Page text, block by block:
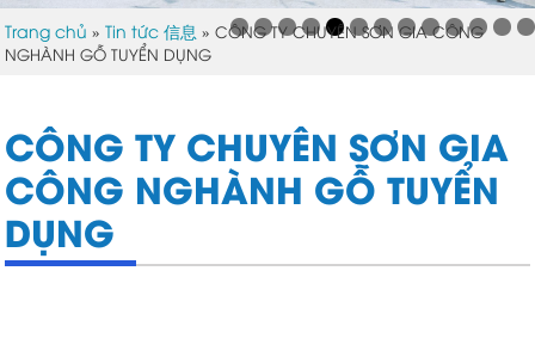
Trang chủ »Tin tức 信息 »CÔNG TY CHUYÊN SƠN GIA CÔNG
NGHÀNH GỖ TUYỂN DỤNG
CÔNG TY CHUYÊN SƠN GIA
CÔNG NGHÀNH GỖ TUYỂN
DỤNG